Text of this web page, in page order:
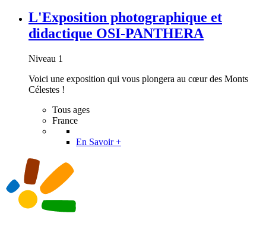
L'Exposition photographique et
didactique OSI-PANTHERA
Niveau 1
Voici une exposition qui vous plongera au cœur des Monts
Célestes !
Tous ages
France
En Savoir +